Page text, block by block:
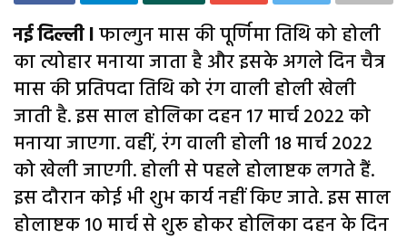
नई दिल्ली lफाल्गुन मास की पूर्णिमा तिथि को होली
का त्योहार मनाया जाता है और इसके अगले दिन चैत्र
मास की प्रतिपदा तिथि को रंग वाली होली खेली
जाती है. इस साल होलिका दहन 17 मार्च 2022 को
मनाया जाएगा. वहीं, रंग वाली होली 18 मार्च 2022
को खेली जाएगी. होली से पहले होलाष्टक लगते हैं.
इस दौरान कोई भी शुभ कार्य नहीं किए जाते. इस साल
होलाष्टक 10 मार्च से शुरू होकर होलिका दहन के दिन